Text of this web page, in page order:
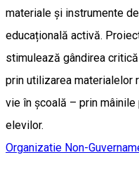
materiale și instrumente
educațională activă.
stimulează gândirea
prin utilizarea materialelor
vie în școală – prin
elevilor.
Organizatie Non-